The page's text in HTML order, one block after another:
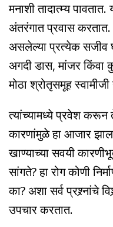
मनाशी तादात्म्य
अंतरंगात प्रवास
असलेल्या प्रत्येक सजीव
अगदी डास, मांजर किंवा
मोठा श्रोतृसमूह
त्यांच्यामध्ये प्रवेश करून
कारणांमुळे हा आजार
खाण्याच्या सवयी
सांगते? हा रोग कोणी
का? अशा सर्व प्रश्र्नांचे
उपचार करतात.